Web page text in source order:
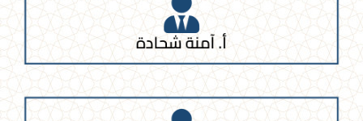
أ. آمنة شحادة